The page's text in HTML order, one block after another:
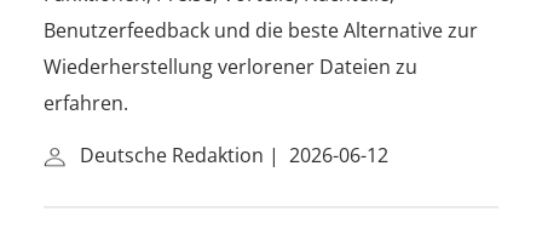
Benutzerfeedback und die beste Alternative zur
Wiederherstellung verlorener Dateien zu
erfahren.
Deutsche Redaktion | 2026-06-12